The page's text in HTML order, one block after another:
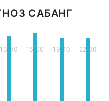
САБАНГ
13:00 16:00 19:00 22:00